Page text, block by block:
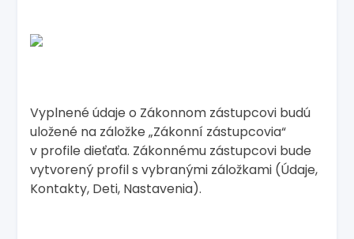
Vyplnené údaje o Zákonnom zástupcovi budú
uložené na záložke „Zákonní zástupcovia“
v profile dieťaťa. Zákonnému zástupcovi bude
vytvorený profil s vybranými záložkami (Údaje,
Kontakty, Deti, Nastavenia).